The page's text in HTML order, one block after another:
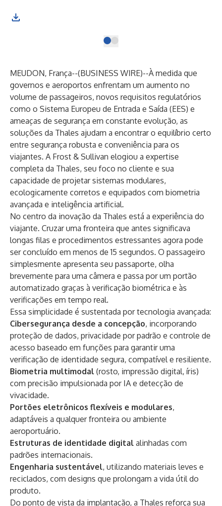
MEUDON, França--(BUSINESS WIRE)--À medida que
governos e aeroportos enfrentam um aumento no
volume de passageiros, novos requisitos regulatórios
como o Sistema Europeu de Entrada e Saída (EES) e
ameaças de segurança em constante evolução, as
soluções da Thales ajudam a encontrar o equilíbrio certo
entre segurança robusta e conveniência para os
viajantes. A Frost & Sullivan elogiou a expertise
completa da Thales, seu foco no cliente e sua
capacidade de projetar sistemas modulares,
ecologicamente corretos e equipados com biometria
avançada e inteligência artificial.
No centro da inovação da Thales está a experiência do
viajante. Cruzar uma fronteira que antes significava
longas filas e procedimentos estressantes agora pode
ser concluído em menos de 15 segundos. O passageiro
simplesmente apresenta seu passaporte, olha
brevemente para uma câmera e passa por um portão
automatizado graças à verificação biométrica e às
verificações em tempo real.
Essa simplicidade é sustentada por tecnologia avançada:
Cibersegurança desde a concepção, incorporando
proteção de dados, privacidade por padrão e controle de
acesso baseado em funções para garantir uma
verificação de identidade segura, compatível e resiliente.
Biometria multimodal (rosto, impressão digital, íris)
com precisão impulsionada por IA e detecção de
vivacidade.
Portões eletrônicos flexíveis e modulares,
adaptáveis a qualquer fronteira ou ambiente
aeroportuário.
Estruturas de identidade digital alinhadas com
padrões internacionais.
Engenharia sustentável, utilizando materiais leves e
reciclados, com designs que prolongam a vida útil do
produto.
Do ponto de vista da implantação, a Thales reforça sua